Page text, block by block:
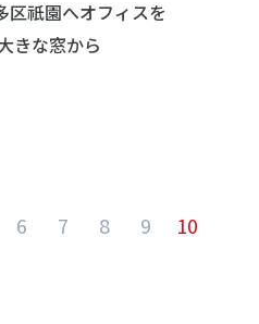
区祇園へオフィスを
きな窓から
6 7 8 9 10